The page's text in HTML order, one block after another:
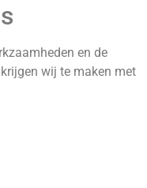
en de
wij te maken met